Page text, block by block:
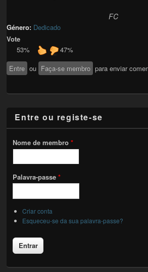
FC
Género: Dedicado
Vote
53%
47%
Entre ou Faça-se membro para enviar
Entre ou registe-se
Nome de membro*
Palavra-passe*
Criar conta
Esqueceu-se da sua palavra-passe?